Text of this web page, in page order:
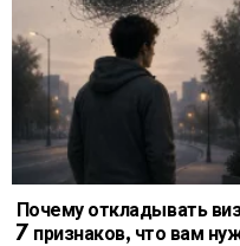
Почему откладывать
7 признаков, что вам